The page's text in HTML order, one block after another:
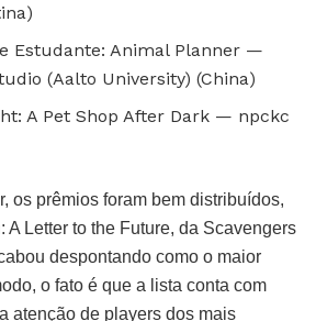
Estudante: Animal Planner —
(Aalto University) (China)
A Pet Shop After Dark — npckc
os prêmios foram bem distribuídos,
A Letter to the Future, da Scavengers
despontando como o maior
o fato é que a lista conta com
atenção de players dos mais